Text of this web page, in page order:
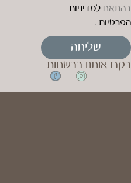
בהתאם למדיניות
הפרטיות .
שליחה
בקרו אותנו ברשתות